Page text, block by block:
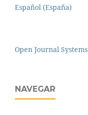
Español (España)
Open Journal Systems
NAVEGAR